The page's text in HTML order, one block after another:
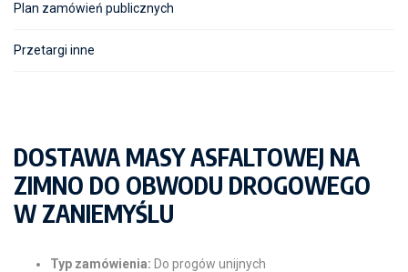
Plan zamówień publicznych
Przetargi inne
DOSTAWA MASY ASFALTOWEJ NA
ZIMNO DO OBWODU DROGOWEGO
W ZANIEMYŚLU
Typ zamówienia: Do progów unijnych